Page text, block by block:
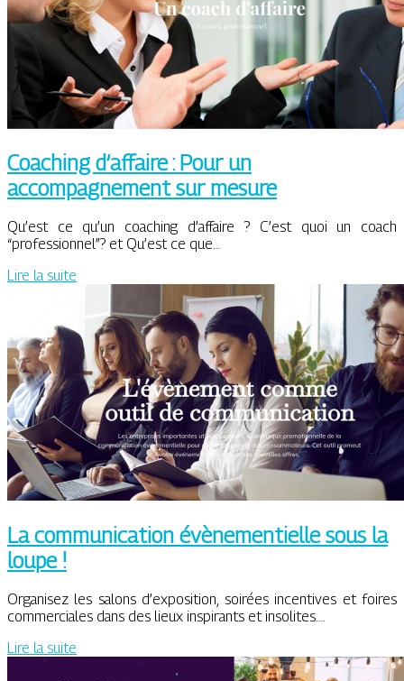
Coaching d’affaire : Pour un
accompagnement sur mesure
Qu’est ce qu’un coaching d’affaire ? C’est quoi un coach
“professionnel”? et Qu’est ce que…
Lire la suite
La communication évènementielle sous la
loupe !
Organisez les salons d’exposition, soirées incentives et foires
commerciales dans des lieux inspirants et insolites….
Lire la suite